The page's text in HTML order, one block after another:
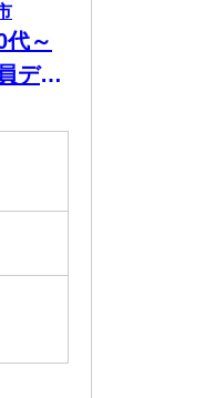
代～
デビ